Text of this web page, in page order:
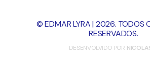
© EDMAR LYRA | 2026. TODOS
RESERVADOS.
DESENVOLVIDO POR